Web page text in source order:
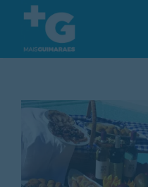
content
Desporto